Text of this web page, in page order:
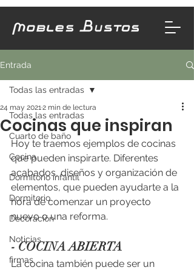
Entrada
Todas las entradas
Cuarto de baño
Cocina
Dormitorio infantil
Dormitorio
Decoración
Noticias
firmas
Todas las entradas
Cocinas que inspiran
24 may 20212 min de lectura
Hoy te traemos ejemplos de cocinas
que pueden inspirarte. Diferentes
acabados, diseños y organización de
elementos, que pueden ayudarte a la
hora de comenzar un proyecto
nuevo o una reforma.
- COCINA ABIERTA
La cocina también puede ser un